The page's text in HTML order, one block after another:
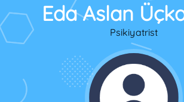
Eda Aslan
Psikiyatrist